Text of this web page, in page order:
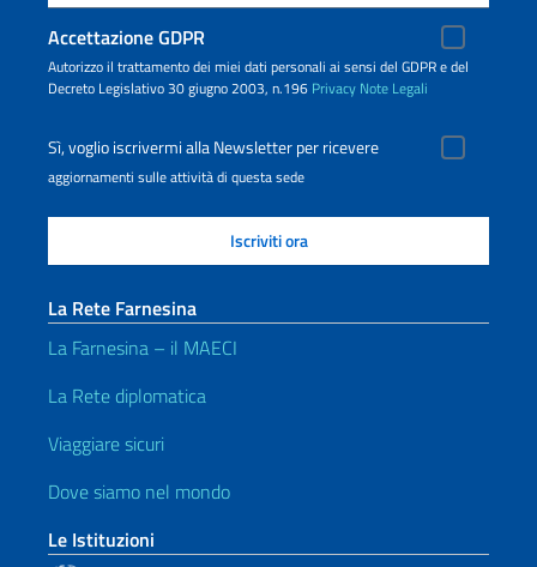
Accettazione GDPR
Autorizzo il trattamento dei miei dati personali ai sensi del GDPR e del
Decreto Legislativo 30 giugno 2003, n.196 Privacy Note Legali
Sì, voglio iscrivermi alla Newsletter per ricevere
aggiornamenti sulle attività di questa sede
La Rete Farnesina
La Farnesina – il MAECI
La Rete diplomatica
Viaggiare sicuri
Dove siamo nel mondo
Le Istituzioni